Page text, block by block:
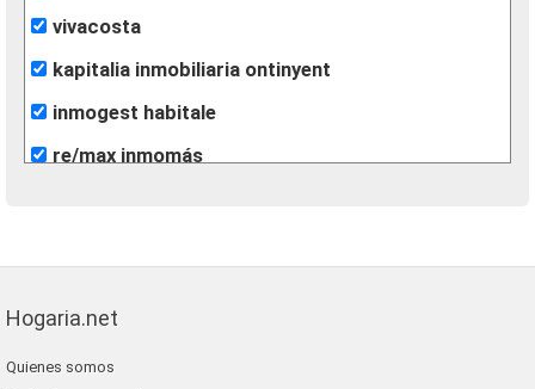
vivacosta
kapitalia inmobiliaria ontinyent
inmogest habitale
re/max inmomás
Hogaria.net
Quienes somos